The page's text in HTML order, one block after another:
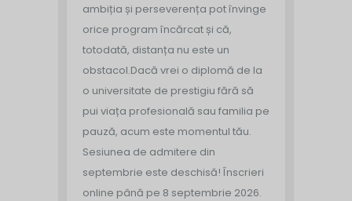
ambiția și perseverența pot învinge
orice program încărcat și că,
totodată, distanța nu este un
obstacol.Dacă vrei o diplomă de la
o universitate de prestigiu fără să
pui viața profesională sau familia pe
pauză, acum este momentul tău.
Sesiunea de admitere din
septembrie este deschisă! Înscrieri
online până pe 8 septembrie 2026.